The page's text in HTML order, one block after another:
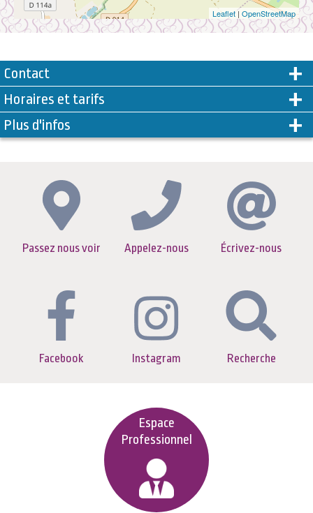
Leaflet | OpenStreetMap
Contact
Horaires et tarifs
Plus d'infos
Passez nous voir Appelez-nous Écrivez-nous
Facebook Instagram Recherche
Espace
Professionnel